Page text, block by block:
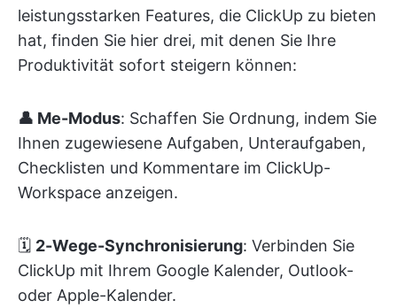
leistungsstarken Features, die ClickUp zu bieten
hat, finden Sie hier drei, mit denen Sie Ihre
Produktivität sofort steigern können:
👤 Me-Modus: Schaffen Sie Ordnung, indem Sie
Ihnen zugewiesene Aufgaben, Unteraufgaben,
Checklisten und Kommentare im ClickUp-
Workspace anzeigen.
🗓 2-Wege-Synchronisierung: Verbinden Sie
ClickUp mit Ihrem Google Kalender, Outlook-
oder Apple-Kalender.